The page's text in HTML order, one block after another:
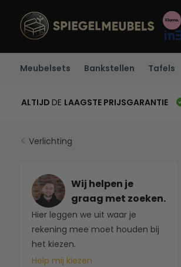
Meubelsets Bankstellen Tafels
ALTIJD DE LAAGSTE PRIJSGARANTIE
Verlichting
Wij helpen je
graag met zoeken.
Hier leggen we uit waar je
rekening mee moet houden bij
het kiezen.
Help mij kiezen